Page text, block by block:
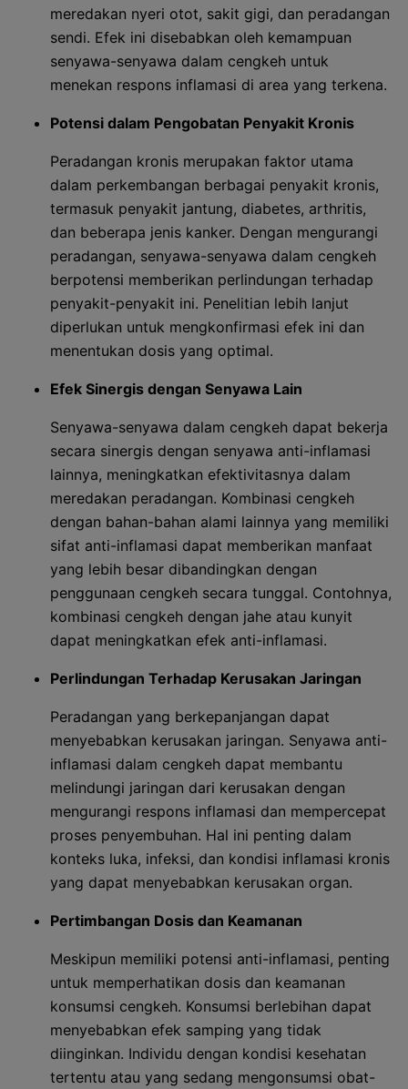
meredakan nyeri otot, sakit gigi, dan peradangan
sendi. Efek ini disebabkan oleh kemampuan
senyawa-senyawa dalam cengkeh untuk
menekan respons inflamasi di area yang terkena.
Potensi dalam Pengobatan Penyakit Kronis
Peradangan kronis merupakan faktor utama
dalam perkembangan berbagai penyakit kronis,
termasuk penyakit jantung, diabetes, arthritis,
dan beberapa jenis kanker. Dengan mengurangi
peradangan, senyawa-senyawa dalam cengkeh
berpotensi memberikan perlindungan terhadap
penyakit-penyakit ini. Penelitian lebih lanjut
diperlukan untuk mengkonfirmasi efek ini dan
menentukan dosis yang optimal.
Efek Sinergis dengan Senyawa Lain
Senyawa-senyawa dalam cengkeh dapat bekerja
secara sinergis dengan senyawa anti-inflamasi
lainnya, meningkatkan efektivitasnya dalam
meredakan peradangan. Kombinasi cengkeh
dengan bahan-bahan alami lainnya yang memiliki
sifat anti-inflamasi dapat memberikan manfaat
yang lebih besar dibandingkan dengan
penggunaan cengkeh secara tunggal. Contohnya,
kombinasi cengkeh dengan jahe atau kunyit
dapat meningkatkan efek anti-inflamasi.
Perlindungan Terhadap Kerusakan Jaringan
Peradangan yang berkepanjangan dapat
menyebabkan kerusakan jaringan. Senyawa anti-
inflamasi dalam cengkeh dapat membantu
melindungi jaringan dari kerusakan dengan
mengurangi respons inflamasi dan mempercepat
proses penyembuhan. Hal ini penting dalam
konteks luka, infeksi, dan kondisi inflamasi kronis
yang dapat menyebabkan kerusakan organ.
Pertimbangan Dosis dan Keamanan
Meskipun memiliki potensi anti-inflamasi, penting
untuk memperhatikan dosis dan keamanan
konsumsi cengkeh. Konsumsi berlebihan dapat
menyebabkan efek samping yang tidak
diinginkan. Individu dengan kondisi kesehatan
tertentu atau yang sedang mengonsumsi obat-